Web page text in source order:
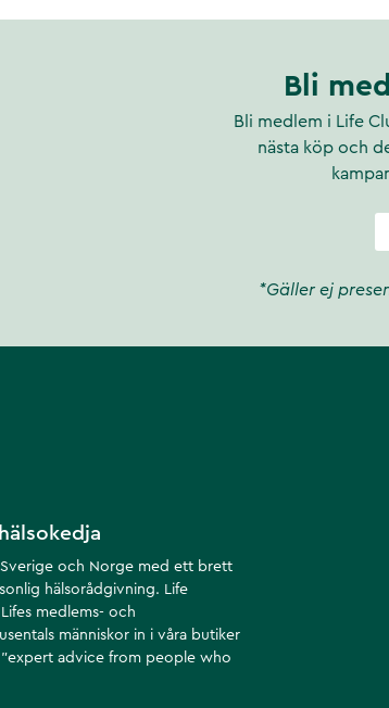
Bli
Bli medlem i Life
nästa köp och
*Gäller ej
och Norge med ett brett
hälsorådgivning. Life
medlems- och
människor in i våra butiker
advice from people who